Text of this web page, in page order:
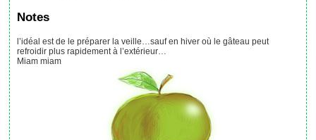
Notes
l’idéal est de le préparer la veille…sauf en hiver où le gâteau peut
refroidir plus rapidement à l’extérieur…
Miam miam